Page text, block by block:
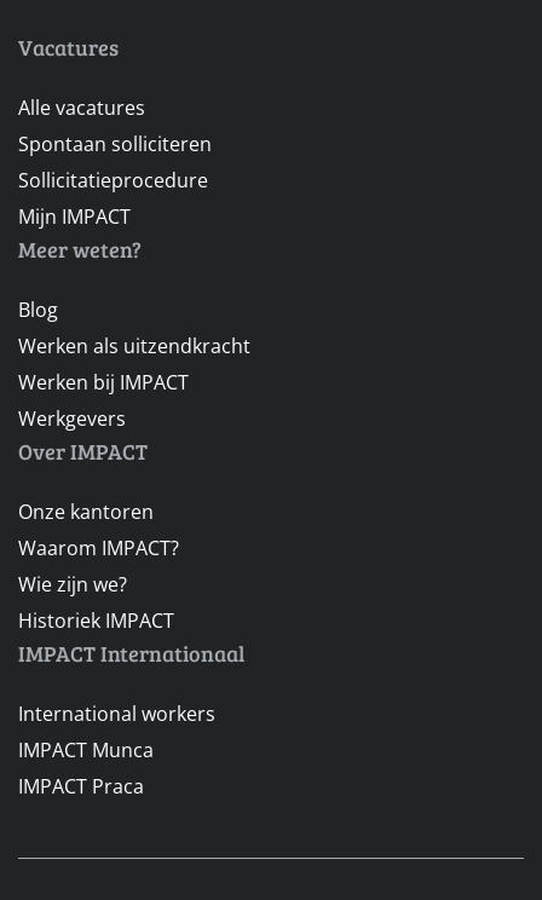
Vacatures
Alle vacatures
Spontaan solliciteren
Sollicitatieprocedure
Mijn IMPACT
Meer weten?
Blog
Werken als uitzendkracht
Werken bij IMPACT
Werkgevers
Over IMPACT
Onze kantoren
Waarom IMPACT?
Wie zijn we?
Historiek IMPACT
IMPACT Internationaal
International workers
IMPACT Munca
IMPACT Praca